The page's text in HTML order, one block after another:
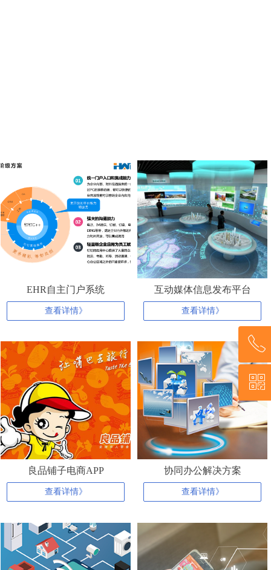
EHR自主门户系统
查看详情》
互动媒体信息发布平台
查看详情》
良品铺子电商APP
查看详情》
协同办公解决方案
查看详情》
ꂅ
陈 13638667265
ꀥ